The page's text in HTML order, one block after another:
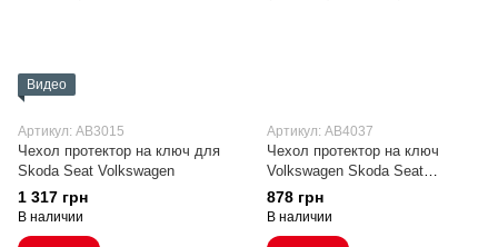
Видео
Артикул: AB3015
Чехол протектор на ключ для
Skoda Seat Volkswagen
1 317 грн
В наличии
Артикул: AB4037
Чехол протектор на ключ
Volkswagen Skoda Seat
(2013-...)
878 грн
В наличии